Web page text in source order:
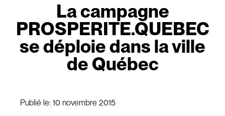
La campagne
PROSPERITE.QUEBEC
se déploie dans la ville
de Québec
Publié le: 10 novembre 2015